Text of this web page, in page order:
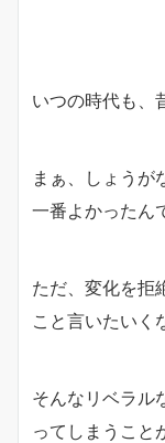
いつの時代も、
まぁ、しょうが
一番よかったん
ただ、変化を拒
こと言いたいく
そんなリベラル
ってしまうこと